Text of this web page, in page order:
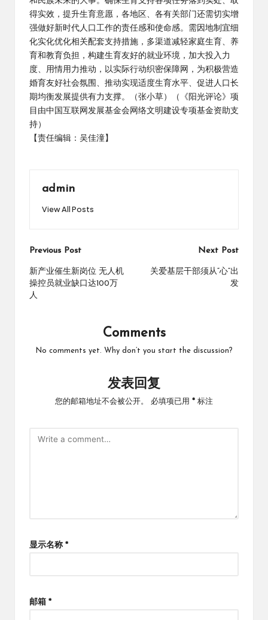
得实效，提升生育意愿，各地区、各有关部门还需切实增
强做好新时代人口工作的责任感和使命感。需因地制宜细
化实化优化相关配套支持措施，多渠道减轻家庭生育、养
育和教育负担，构建生育友好的就业环境，加大投入力
度、用情用力推动，以实际行动织密保障网，为积极营造
婚育友好社会氛围、推动实现适度生育水平、促进人口长
期均衡发展提供有力支撑。（张小草）（《阳光评论》项
目由中国互联网发展基金会网络文明建设专项基金资助支
持）
【责任编辑：吴佳潼】
admin
View All Posts
Post
navigation
Previous Post
新产业催生新岗位 无人机
操控员就业缺口达100万
人
Next Post
关爱基层干部须从“心”出
发
Comments
No comments yet. Why don’t you start the discussion?
发表回复
您的邮箱地址不会被公开。 必填项已用 * 标注
显示名称 *
邮箱 *